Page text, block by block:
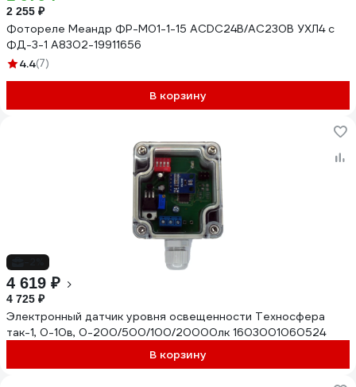
2 255 ₽
Фотореле Меандр ФР-М01-1-15 ACDC24B/AC230B УХЛ4 с
ФД-3-1 A8302-19911656
4.4(7)
В корзину
4 619 ₽
4 725 ₽
Электронный датчик уровня освещенности Техносфера
так-1, 0-10в, 0-200/500/100/20000лк 1603001060524
В корзину